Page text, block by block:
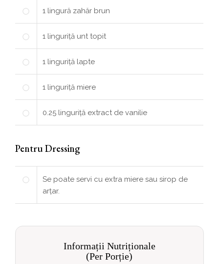
1 lingură zahăr brun
1 linguriță unt topit
1 linguriță lapte
1 linguriță miere
0.25 linguriță extract de vanilie
Pentru Dressing
Se poate servi cu extra miere sau sirop de
arțar.
Informații Nutriționale
(Per Porție)